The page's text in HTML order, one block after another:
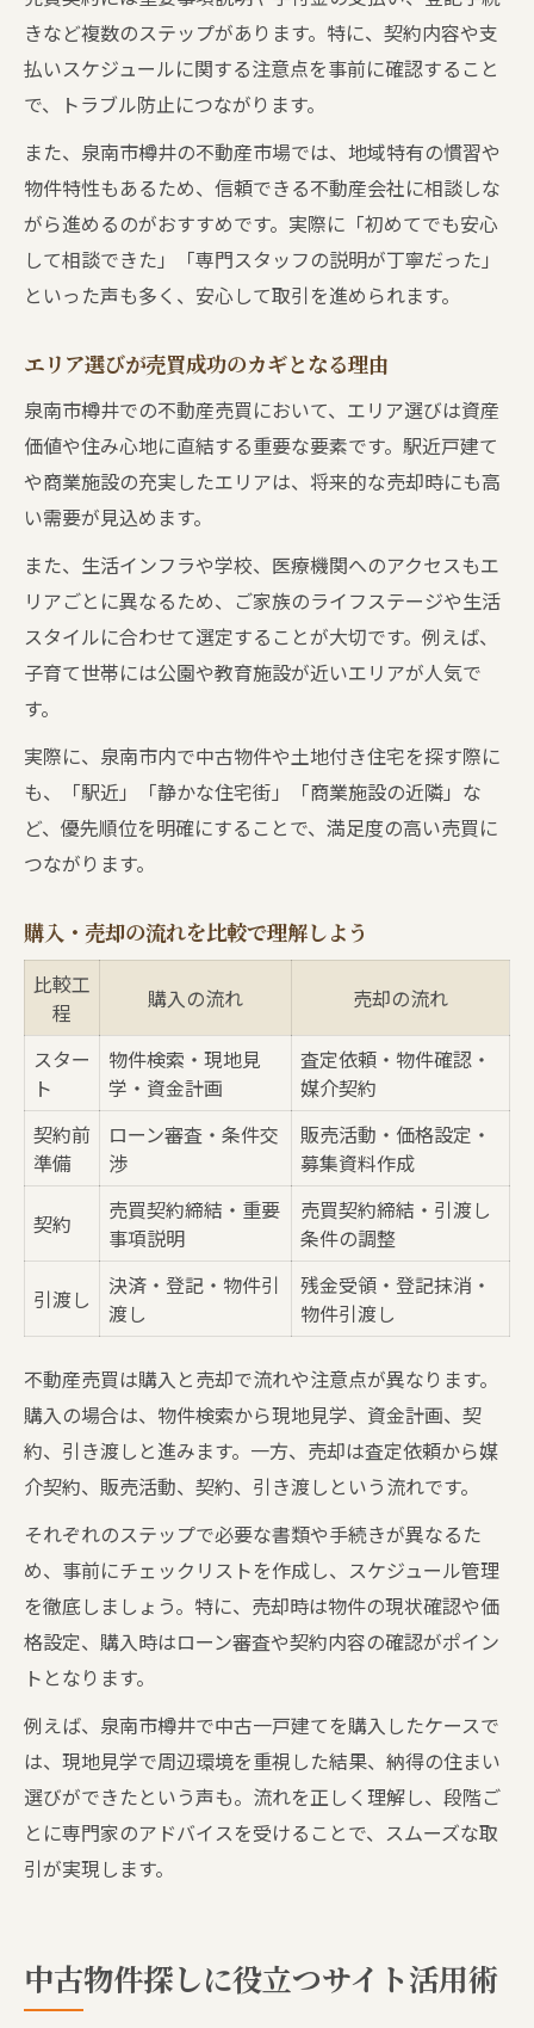
きなど複数のステップがあります。特に、契約内容や支
払いスケジュールに関する注意点を事前に確認すること
で、トラブル防止につながります。
また、泉南市樽井の不動産市場では、地域特有の慣習や
物件特性もあるため、信頼できる不動産会社に相談しな
がら進めるのがおすすめです。実際に「初めてでも安心
して相談できた」「専門スタッフの説明が丁寧だった」
といった声も多く、安心して取引を進められます。
エリア選びが売買成功のカギとなる理由
泉南市樽井での不動産売買において、エリア選びは資産
価値や住み心地に直結する重要な要素です。駅近戸建て
や商業施設の充実したエリアは、将来的な売却時にも高
い需要が見込めます。
また、生活インフラや学校、医療機関へのアクセスもエ
リアごとに異なるため、ご家族のライフステージや生活
スタイルに合わせて選定することが大切です。例えば、
子育て世帯には公園や教育施設が近いエリアが人気で
す。
実際に、泉南市内で中古物件や土地付き住宅を探す際に
も、「駅近」「静かな住宅街」「商業施設の近隣」な
ど、優先順位を明確にすることで、満足度の高い売買に
つながります。
購入・売却の流れを比較で理解しよう
比較工
程
購入の流れ 売却の流れ
スター
ト
物件検索・現地見
学・資金計画
査定依頼・物件確認・
媒介契約
契約前
準備
ローン審査・条件交
渉
販売活動・価格設定・
募集資料作成
契約
売買契約締結・重要
事項説明
売買契約締結・引渡し
条件の調整
引渡し
決済・登記・物件引
渡し
残金受領・登記抹消・
物件引渡し
不動産売買は購入と売却で流れや注意点が異なります。
購入の場合は、物件検索から現地見学、資金計画、契
約、引き渡しと進みます。一方、売却は査定依頼から媒
介契約、販売活動、契約、引き渡しという流れです。
それぞれのステップで必要な書類や手続きが異なるた
め、事前にチェックリストを作成し、スケジュール管理
を徹底しましょう。特に、売却時は物件の現状確認や価
格設定、購入時はローン審査や契約内容の確認がポイン
トとなります。
例えば、泉南市樽井で中古一戸建てを購入したケースで
は、現地見学で周辺環境を重視した結果、納得の住まい
選びができたという声も。流れを正しく理解し、段階ご
とに専門家のアドバイスを受けることで、スムーズな取
引が実現します。
中古物件探しに役立つサイト活用術